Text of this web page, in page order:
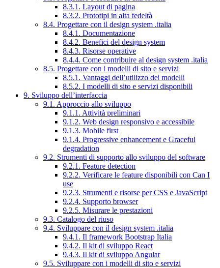
8.3.1. Layout di pagina
8.3.2. Prototipi in alta fedeltà
8.4. Progettare con il design system .italia
8.4.1. Documentazione
8.4.2. Benefici del design system
8.4.3. Risorse operative
8.4.4. Come contribuire al design system .italia
8.5. Progettare con i modelli di sito e servizi
8.5.1. Vantaggi dell’utilizzo dei modelli
8.5.2. I modelli di sito e servizi disponibili
9. Sviluppo dell’interfaccia
9.1. Approccio allo sviluppo
9.1.1. Attività preliminari
9.1.2. Web design responsivo e accessibile
9.1.3. Mobile first
9.1.4. Progressive enhancement e Graceful
degradation
9.2. Strumenti di supporto allo sviluppo del software
9.2.1. Feature detection
9.2.2. Verificare le feature disponibili con Can I
use
9.2.3. Strumenti e risorse per CSS e JavaScript
9.2.4. Supporto browser
9.2.5. Misurare le prestazioni
9.3. Catalogo del riuso
9.4. Sviluppare con il design system .italia
9.4.1. Il framework Bootstrap Italia
9.4.2. Il kit di sviluppo React
9.4.3. Il kit di sviluppo Angular
9.5. Sviluppare con i modelli di sito e servizi